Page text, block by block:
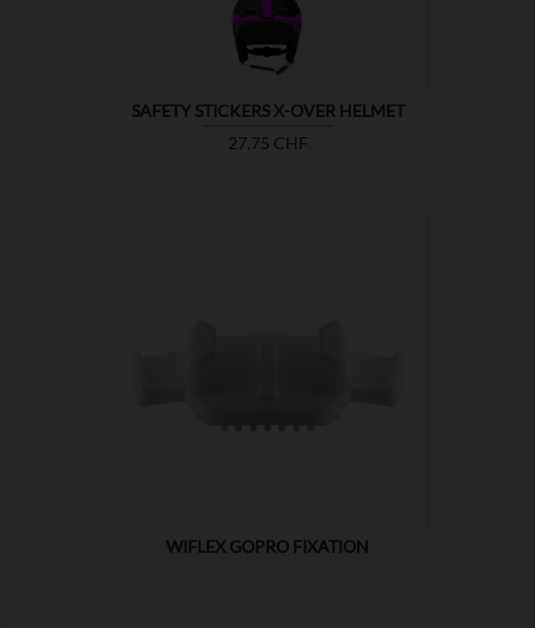
SAFETY STICKERS X-OVER HELMET
Preis
27,75 CHF
WIFLEX GOPRO FIXATION